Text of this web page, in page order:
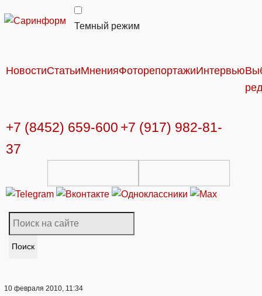
Темный режим
НовостиСтатьиМненияФоторепортажиИнтервью
+7 (8452) 659-600 +7 (917) 982-81-
37
Поиск
10 февраля 2010, 11:34